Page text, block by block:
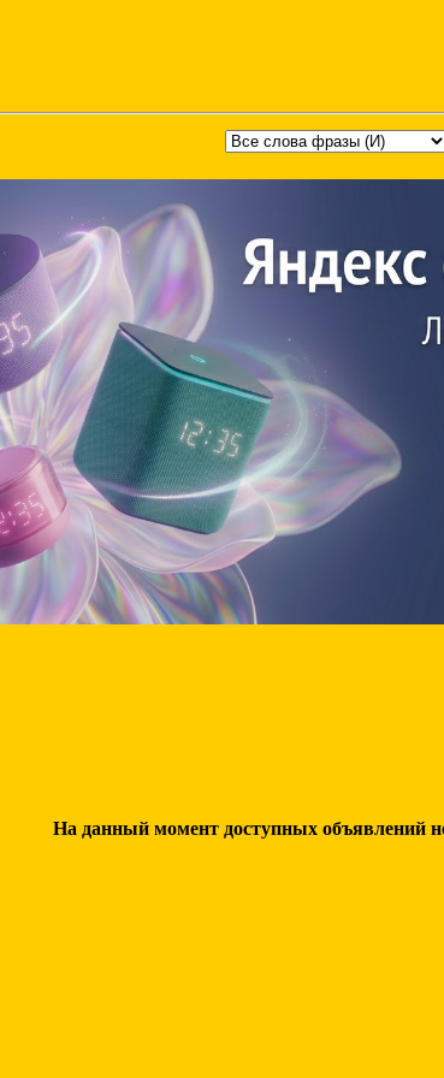
На данный момент доступных объявлений